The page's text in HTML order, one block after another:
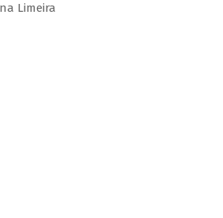
Limeira